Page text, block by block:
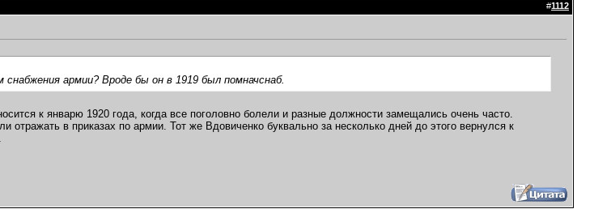
#1112
армии? Вроде бы он в 1919 был помначснаб.
к январю 1920 года, когда все поголовно болели и разные должности замещались очень часто.
отражать в приказах по армии. Тот же Вдовиченко буквально за несколько дней до этого вернулся к